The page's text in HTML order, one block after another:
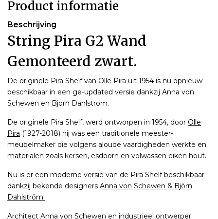
Product informatie
Beschrijving
String Pira G2 Wand
Gemonteerd zwart.
De originele Pira Shelf van Olle Pira uit 1954 is nu opnieuw
beschikbaar in een ge-updated versie dankzij Anna von
Schewen en Bjorn Dahlstrom.
De originele Pira Shelf, werd ontworpen in 1954, door Olle
Pira (1927-2018) hij was een traditionele meester-
meubelmaker die volgens aloude vaardigheden werkte en
materialen zoals kersen, esdoorn en volwassen eiken hout.
Nu is er een moderne versie van de Pira Shelf beschikbaar
dankzij bekende designers Anna von Schewen & Björn
Dahlström.
Architect Anna von Schewen en industrieel ontwerper